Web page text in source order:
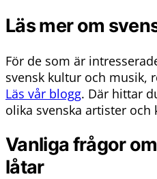
Läs mer om
För de som är
svensk kultur och musik,
Läs vår blogg. Där hittar
olika svenska artister
Vanliga frågor
låtar